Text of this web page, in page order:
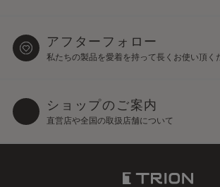
アフターフォロー
私たちの製品を愛着を持って長くお使い頂く
ショップのご案内
直営店や全国の取扱店舗について